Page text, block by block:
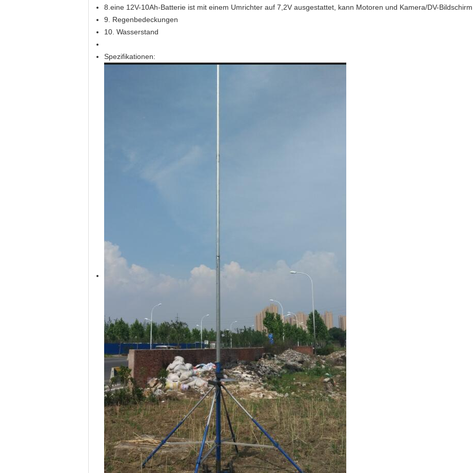
8.eine 12V-10Ah-Batterie ist mit einem Umrichter auf 7,2V ausgestattet, kann Motoren und Kamera/DV-
9. Regenbedeckungen
10. Wasserstand
Spezifikationen: